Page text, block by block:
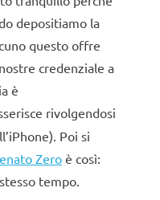
depositiamo la
questo offre
credenziale a
è
rivolgendosi
Poi si
Zeroè così:
tempo.